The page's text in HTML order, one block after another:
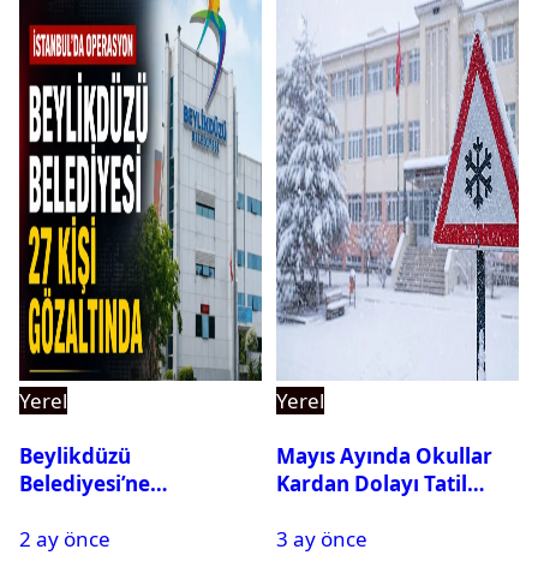
Yerel
Beylikdüzü
Belediyesi’ne
Gözaltına Alındı
2 ay önce
Yerel
Mayıs Ayında Okullar
Kardan Dolayı Tatil
3 ay önce